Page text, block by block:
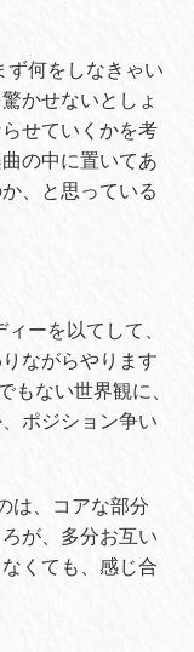
ず何をしなきゃい
かせないとしょ
せていくかを考
の中に置いてあ
、と思っている
ーを以てして、
ながらやります
もない世界観に、
ポジション争い
は、コアな部分
が、多分お互い
くても、感じ合